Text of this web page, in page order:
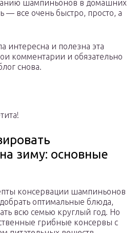
шампиньонов в домашних
— все очень быстро, просто, а
интересна и полезна эта
комментарии и обязательно
снова.
зиму: основные
консервации шампиньонов
оптимальные блюда,
всю семью круглый год. Но
грибные консервы с